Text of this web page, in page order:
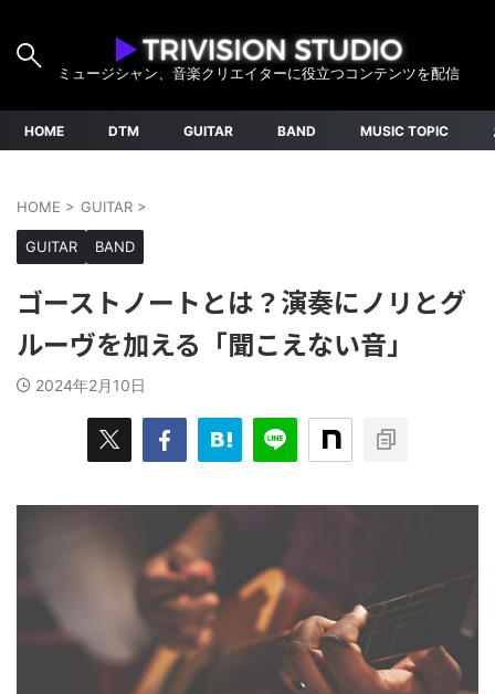
ミュージシャン、音楽クリエイターに役立つコンテンツを配信
HOME DTM GUITAR BAND MUSIC TOPIC
HOME > GUITAR >
GUITAR BAND
ゴーストノートとは？演奏にノリとグ
ルーヴを加える「聞こえない音」
2024年2月10日